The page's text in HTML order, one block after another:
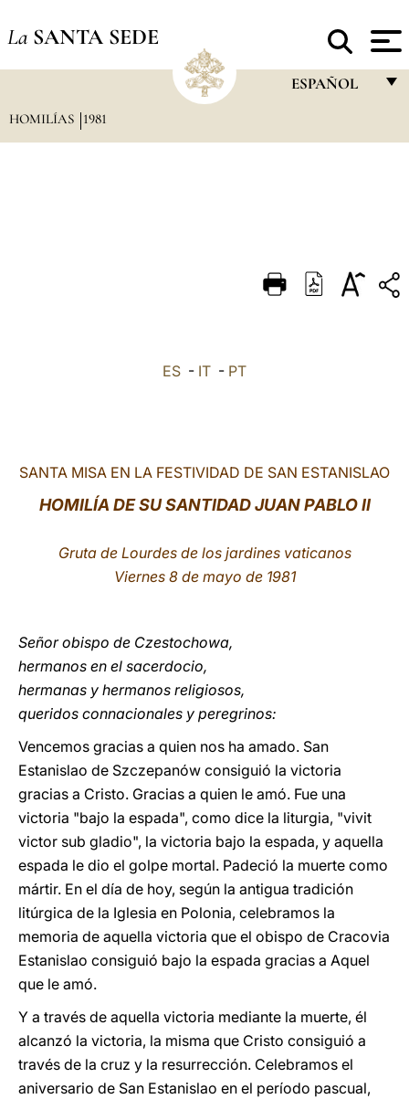
La SANTA SEDE
ESPAÑOL
DEUTSCH
HOMILÍAS 1981
ES - IT - PT
SANTA MISA EN LA FESTIVIDAD DE SAN ESTANISLAO
HOMILÍA DE SU SANTIDAD JUAN PABLO II
Gruta de Lourdes de los jardines vaticanos
Viernes 8 de mayo de 1981
Señor obispo de Czestochowa,
hermanos en el sacerdocio,
hermanas y hermanos religiosos,
queridos connacionales y peregrinos:
Vencemos gracias a quien nos ha amado. San
Estanislao de Szczepanów consiguió la victoria
gracias a Cristo. Gracias a quien le amó. Fue una
victoria "bajo la espada", como dice la liturgia, "vivit
victor sub gladio", la victoria bajo la espada, y aquella
espada le dio el golpe mortal. Padeció la muerte como
mártir. En el día de hoy, según la antigua tradición
litúrgica de la Iglesia en Polonia, celebramos la
memoria de aquella victoria que el obispo de Cracovia
Estanislao consiguió bajo la espada gracias a Aquel
que le amó.
Y a través de aquella victoria mediante la muerte, él
alcanzó la victoria, la misma que Cristo consiguió a
través de la cruz y la resurrección. Celebramos el
aniversario de San Estanislao en el período pascual,